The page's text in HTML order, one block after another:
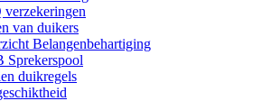
verzekeringen
van duikers
Belangenbehartiging
Sprekerspool
duikregels